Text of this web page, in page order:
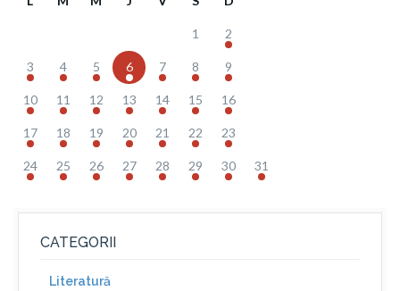
1 2
3 4 5 6 7 8 9
10 11 12 13 14 15 16
17 18 19 20 21 22 23
24 25 26 27 28 29 30 31
CATEGORII
Literatură